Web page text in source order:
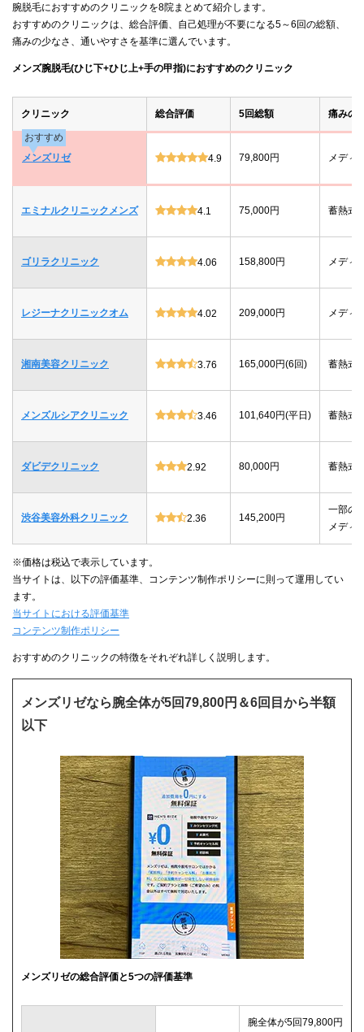
腕脱毛におすすめのクリニックを8院まとめて紹介します。
おすすめのクリニックは、総合評価、自己処理が不要になる5～6回の総額、
痛みの少なさ、通いやすさを基準に選んでいます。
メンズ腕脱毛(ひじ下+ひじ上+手の甲指)におすすめのクリニック
クリニック 総合評価 5回総額 痛みの
おすすめ
メンズリゼ
4.9 79,800円 メディ
エミナルクリニックメンズ 4.1 75,000円 蓄熱式
ゴリラクリニック 4.06 158,800円 メディ
レジーナクリニックオム 4.02 209,000円 メディ
湘南美容クリニック 3.76 165,000円(6回) 蓄熱式
メンズルシアクリニック 3.46 101,640円(平日) 蓄熱式
ダビデクリニック 2.92 80,000円 蓄熱式
渋谷美容外科クリニック 2.36 145,200円
一部の
メディ
※価格は税込で表示しています。
当サイトは、以下の評価基準、コンテンツ制作ポリシーに則って運用してい
ます。
当サイトにおける評価基準
コンテンツ制作ポリシー
おすすめのクリニックの特徴をそれぞれ詳しく説明します。
メンズリゼなら腕全体が5回79,800円＆6回目から半額
以下
メンズリゼの総合評価と5つの評価基準
腕全体が5回79,800円＆6